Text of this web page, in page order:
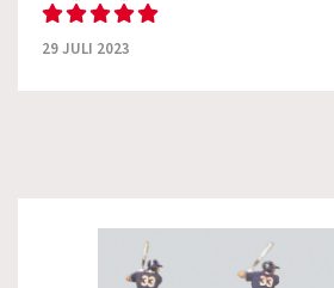
29 JULI 2023